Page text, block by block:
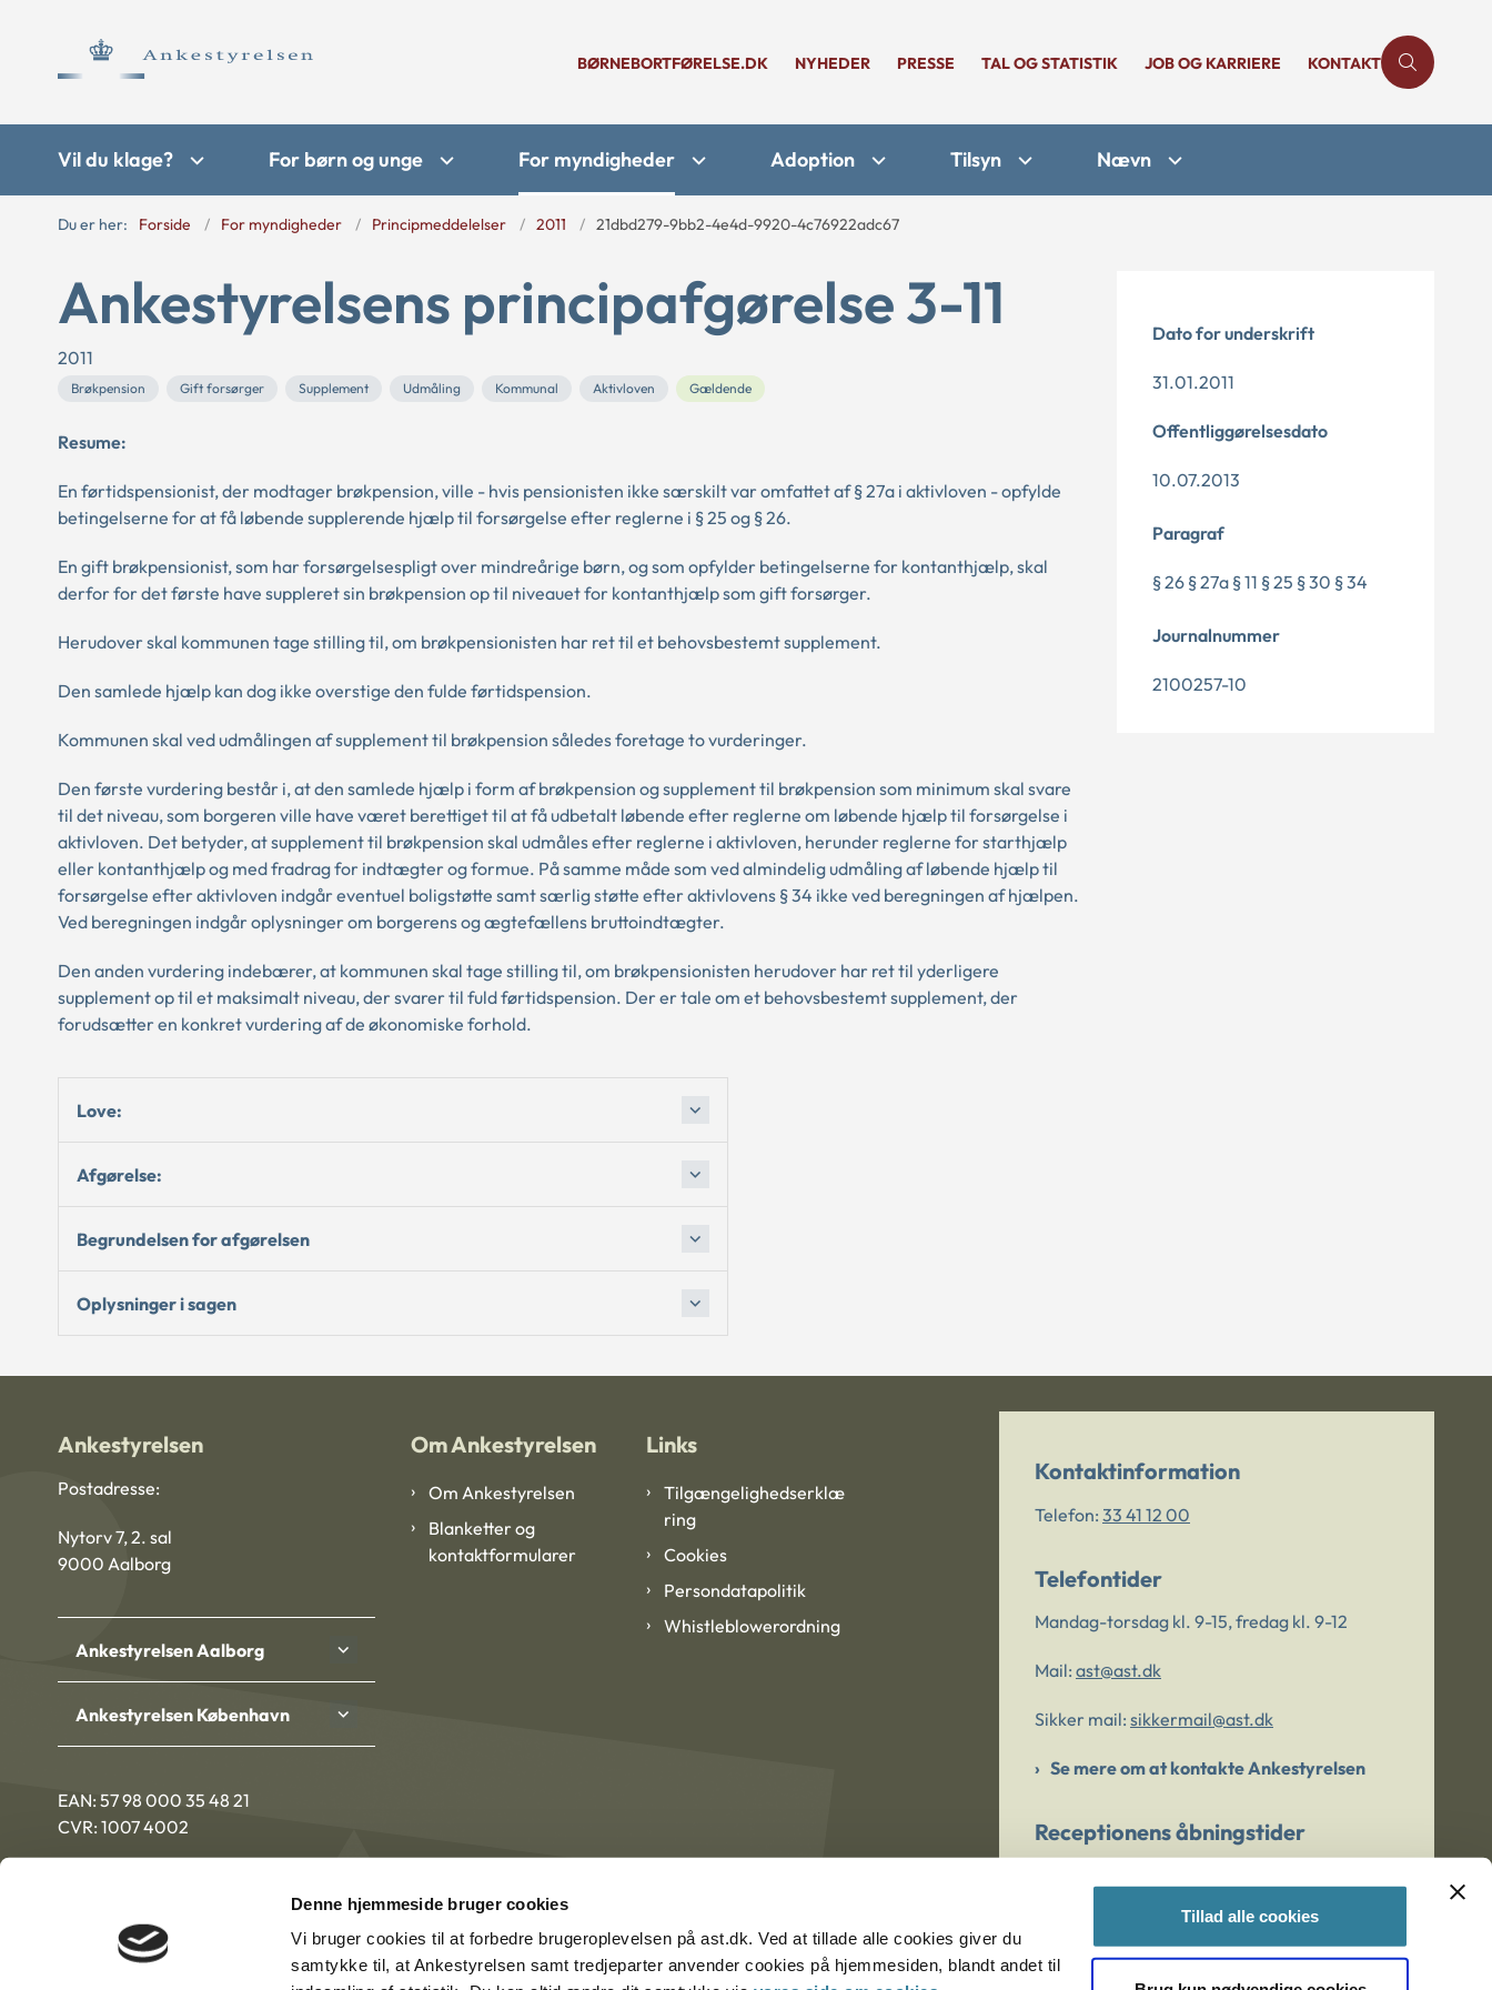
Denne hjemmeside bruger cookies
Vi bruger cookies til at forbedre brugeroplevelsen på ast.dk. Ved at tillade alle cookies giver du
samtykke til, at Ankestyrelsen samt tredjeparter anvender cookies på hjemmesiden, blandt andet til
Tillad alle cookies
BØRNEBORTFØRELSE.DK NYHEDER PRESSE TAL OG STATISTIK JOB OG KARRIERE KONTAKT
Vil du klage? For børn og unge For myndigheder Adoption Tilsyn Nævn
Du er her: Forside For myndigheder Principmeddelelser 2011 21dbd279-9bb2-4e4d-9920-4c76922adc67
Ankestyrelsens principafgørelse 3-11
2011
Brøkpension Gift forsørger Supplement Udmåling Kommunal Aktivloven Gældende
Resume:
En førtidspensionist, der modtager brøkpension, ville - hvis pensionisten ikke særskilt var omfattet af § 27a i aktivloven - opfylde
betingelserne for at få løbende supplerende hjælp til forsørgelse efter reglerne i § 25 og § 26.
En gift brøkpensionist, som har forsørgelsespligt over mindreårige børn, og som opfylder betingelserne for kontanthjælp, skal
derfor for det første have suppleret sin brøkpension op til niveauet for kontanthjælp som gift forsørger.
Herudover skal kommunen tage stilling til, om brøkpensionisten har ret til et behovsbestemt supplement.
Den samlede hjælp kan dog ikke overstige den fulde førtidspension.
Kommunen skal ved udmålingen af supplement til brøkpension således foretage to vurderinger.
Den første vurdering består i, at den samlede hjælp i form af brøkpension og supplement til brøkpension som minimum skal svare
til det niveau, som borgeren ville have været berettiget til at få udbetalt løbende efter reglerne om løbende hjælp til forsørgelse i
aktivloven. Det betyder, at supplement til brøkpension skal udmåles efter reglerne i aktivloven, herunder reglerne for starthjælp
eller kontanthjælp og med fradrag for indtægter og formue. På samme måde som ved almindelig udmåling af løbende hjælp til
forsørgelse efter aktivloven indgår eventuel boligstøtte samt særlig støtte efter aktivlovens § 34 ikke ved beregningen af hjælpen.
Ved beregningen indgår oplysninger om borgerens og ægtefællens bruttoindtægter.
Den anden vurdering indebærer, at kommunen skal tage stilling til, om brøkpensionisten herudover har ret til yderligere
supplement op til et maksimalt niveau, der svarer til fuld førtidspension. Der er tale om et behovsbestemt supplement, der
forudsætter en konkret vurdering af de økonomiske forhold.
Love:
Afgørelse:
Begrundelsen for afgørelsen
Oplysninger i sagen
Dato for underskrift
31.01.2011
Offentliggørelsesdato
10.07.2013
Paragraf
§ 26 § 27a § 11 § 25 § 30 § 34
Journalnummer
2100257-10
Ankestyrelsen
Postadresse:
Nytorv 7, 2. sal
9000 Aalborg
Ankestyrelsen Aalborg
Ankestyrelsen København
EAN: 57 98 000 35 48 21
CVR: 1007 4002
Om Ankestyrelsen
Om Ankestyrelsen
Blanketter og
kontaktformularer
Links
Tilgængelighedserklæ
ring
Cookies
Persondatapolitik
Whistleblowerordning
Kontaktinformation
Telefon: 33 41 12 00
Telefontider
Mandag-torsdag kl. 9-15, fredag kl. 9-12
Mail: ast@ast.dk
Sikker mail: sikkermail@ast.dk
Se mere om at kontakte Ankestyrelsen
Receptionens åbningstider
Er du bekymret for et barn/en ung?